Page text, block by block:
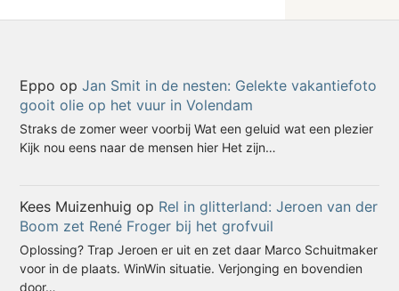
Eppo opJan Smit in de nesten: Gelekte vakantiefoto
gooit olie op het vuur in Volendam
Straks de zomer weer voorbij Wat een geluid wat een plezier
Kijk nou eens naar de mensen hier Het zijn…
Kees Muizenhuig op Rel in glitterland: Jeroen van der
Boom zet René Froger bij het grofvuil
Oplossing? Trap Jeroen er uit en zet daar Marco Schuitmaker
voor in de plaats. WinWin situatie. Verjonging en bovendien
door…